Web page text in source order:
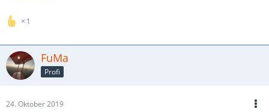
1
FuMa
Profi
24. Oktober 2019